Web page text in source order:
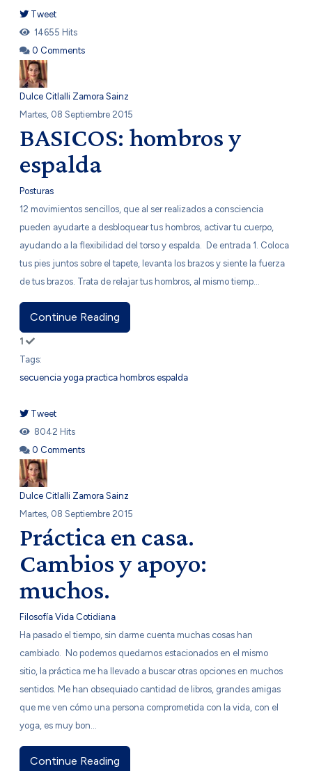
Tweet
pinterest
14655 Hits
0 Comments
Dulce Citlalli Zamora Sainz
Martes, 08 Septiembre 2015
BASICOS: hombros y
espalda
Posturas
​12 movimientos sencillos, que al ser realizados a consciencia
pueden ayudarte a desbloquear tus hombros, activar tu cuerpo,
ayudando a la flexibilidad del torso y espalda. De entrada 1. Coloca
tus pies juntos sobre el tapete, levanta los brazos y siente la fuerza
de tus brazos. Trata de relajar tus hombros, al mismo tiemp...
Continue Reading
1
Tags:
secuencia yoga practica hombros espalda
Tweet
pinterest
8042 Hits
0 Comments
Dulce Citlalli Zamora Sainz
Martes, 08 Septiembre 2015
Práctica en casa.
Cambios y apoyo:
muchos.
Filosofía Vida Cotidiana
​Ha pasado el tiempo, sin darme cuenta muchas cosas han
cambiado. No podemos quedarnos estacionados en el mismo
sitio, la práctica me ha llevado a buscar otras opciones en muchos
sentidos. Me han obsequiado cantidad de libros, grandes amigas
que me ven cómo una persona comprometida con la vida, con el
yoga, es muy bon...
Continue Reading